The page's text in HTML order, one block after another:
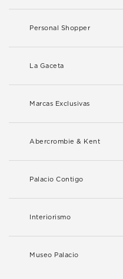
Personal Shopper
La Gaceta
Marcas Exclusivas
Abercrombie & Kent
Palacio Contigo
Interiorismo
Museo Palacio